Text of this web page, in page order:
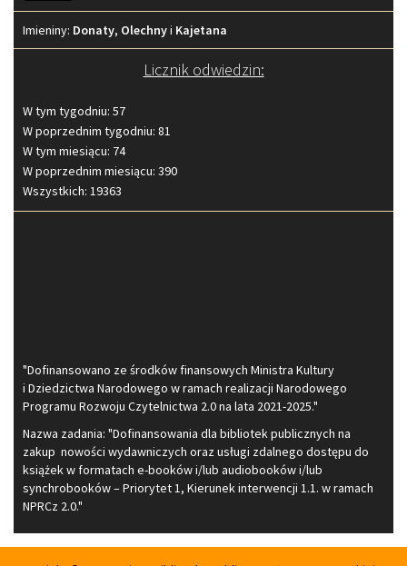
Imieniny
Imieniny: Donaty, Olechnyi Kajetana
Licznik odwiedzin:
W tym tygodniu: 57
W poprzednim tygodniu: 81
W tym miesiącu: 74
W poprzednim miesiącu: 390
Wszystkich: 19363
"Dofinansowano ze środków finansowych Ministra Kultury
i Dziedzictwa Narodowego w ramach realizacji Narodowego
Programu Rozwoju Czytelnictwa 2.0 na lata 2021-2025."
Nazwa zadania: "Dofinansowania dla bibliotek publicznych na
zakup nowości wydawniczych oraz usługi zdalnego dostępu do
książek w formatach e-booków i/lub audiobooków i/lub
synchrobooków – Priorytet 1, Kierunek interwencji 1.1. w ramach
NPRCz 2.0."